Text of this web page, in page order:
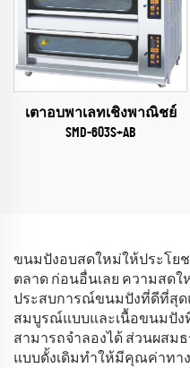
เตาอบพาเลทเชิงพาณิชย์
SMD-603S+AB
ขนมปังอบสดใหม่ให้ประโย
ตลาด ก่อนอื่นเลย ความสด
ประสบการณ์ขนมปังที่ดีที่สุด
สมบูรณ์แบบและเนื้อขนมปัง
สามารถจำลองได้ ส่วนผสม
แบบดั้งเดิมทำให้มีคุณค่าทา